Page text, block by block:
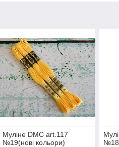
Муліне DMC art.117
№19(нові кольори)